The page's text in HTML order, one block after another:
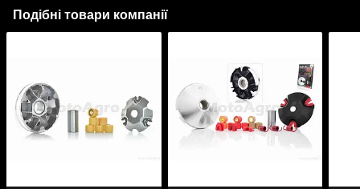
Подібні товари компанії